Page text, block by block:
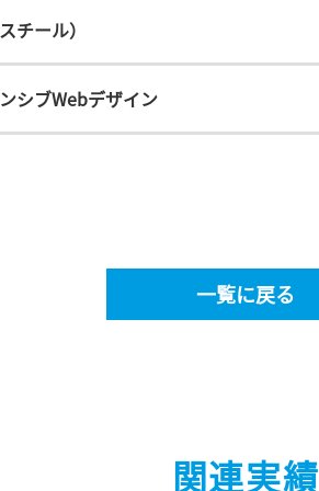
チール）
シブWebデザイン
一覧に戻る
関連実績